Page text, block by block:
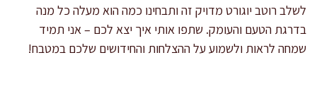
לשלב רוטב יוגורט מדויק זה ותבחינו כמה הוא מעלה כל מנה
בדרגת הטעם והעומק. שתפו אותי איך יצא לכם – אני תמיד
שמחה לראות ולשמוע על ההצלחות והחידושים שלכם במטבח!